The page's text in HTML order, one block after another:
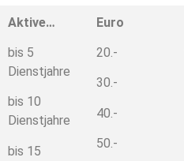
Aktive…
bis 5
Dienstjahre
bis 10
Dienstjahre
bis 15
Euro
20.-
30.-
40.-
50.-